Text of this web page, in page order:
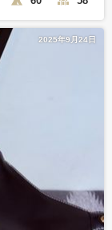
2025年9月24日